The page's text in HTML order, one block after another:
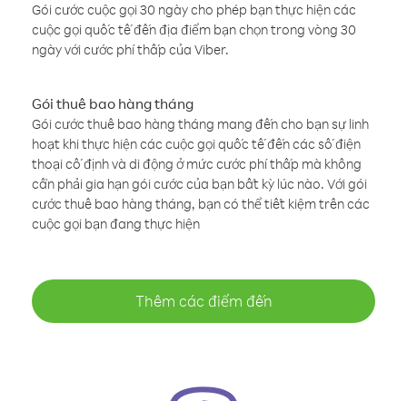
Gói cước cuộc gọi 30 ngày cho phép bạn thực hiện các
cuộc gọi quốc tế đến địa điểm bạn chọn trong vòng 30
ngày với cước phí thấp của Viber.
Gói thuê bao hàng tháng
Gói cước thuê bao hàng tháng mang đến cho bạn sự linh
hoạt khi thực hiện các cuộc gọi quốc tế đến các số điện
thoại cố định và di động ở mức cước phí thấp mà không
cần phải gia hạn gói cước của bạn bất kỳ lúc nào. Với gói
cước thuê bao hàng tháng, bạn có thể tiết kiệm trên các
cuộc gọi bạn đang thực hiện
Thêm các điểm đến